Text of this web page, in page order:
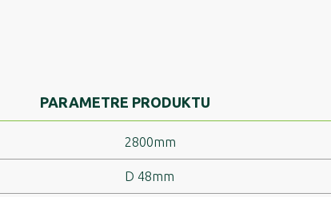
PARAMETRE PRODUKTU
2800mm
D 48mm